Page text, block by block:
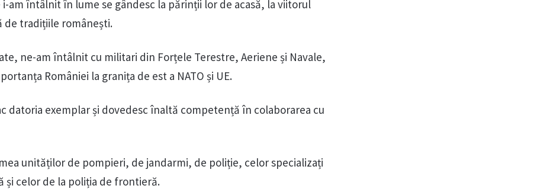
i-am întâlnit în lume se gândesc la părinții lor de acasă, la viitorul
de tradițiile românești.
ne-am întâlnit cu militari din Forțele Terestre, Aeriene și Navale,
României la granița de est a NATO și UE.
datoria exemplar și dovedesc înaltă competență în colaborarea cu
unităților de pompieri, de jandarmi, de poliție, celor specializați
și celor de la poliția de frontieră.